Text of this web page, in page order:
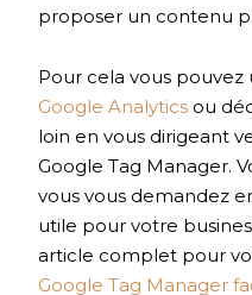
proposer un contenu
Pour cela vous pouvez
Google Analytics ou
loin en vous dirigeant
Google Tag Manager.
vous vous demandez
utile pour votre
article complet pour
Google Tag Manager